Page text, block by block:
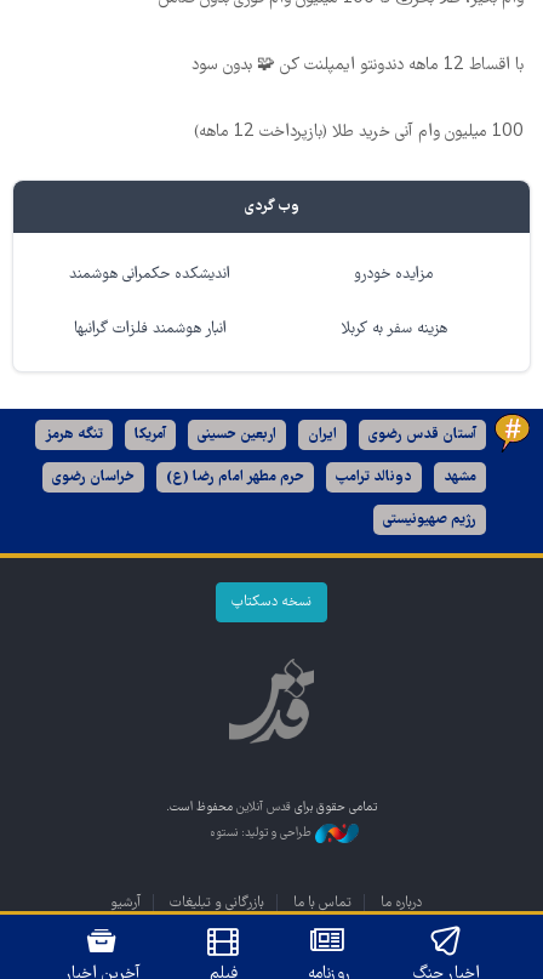
با اقساط 12 ماهه دندونتو ایمپلنت کن 🧩 بدون سود
100 میلیون وام آنی خرید طلا (بازپرداخت 12 ماهه)
وب گردی
مزایده خودرو اندیشکده حکمرانی هوشمند
هزینه سفر به کربلا انبار هوشمند فلزات گرانبها
آستان قدس رضوی ایران اربعین حسینی آمریکا تنگه هرمز
مشهد دونالد ترامپ حرم مطهر امام رضا (ع) خراسان رضوی
رژیم صهیونیستی
نسخه دسکتاپ
تمامی حقوق برای قدس آنلاین محفوظ است.
طراحی و تولید: نستوه
درباره ما تماس با ما بازرگانی و تبلیغات آرشیو
اخبار جنگ روزنامه فیلم آخرین اخبار